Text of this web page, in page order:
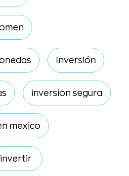
Inversión
inversion segura
mexico
invertir